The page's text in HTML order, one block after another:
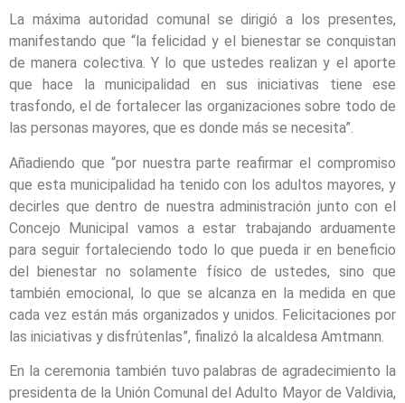
La máxima autoridad comunal se dirigió a los presentes,
manifestando que “la felicidad y el bienestar se conquistan
de manera colectiva. Y lo que ustedes realizan y el aporte
que hace la municipalidad en sus iniciativas tiene ese
trasfondo, el de fortalecer las organizaciones sobre todo de
las personas mayores, que es donde más se necesita”.
Añadiendo que “por nuestra parte reafirmar el compromiso
que esta municipalidad ha tenido con los adultos mayores, y
decirles que dentro de nuestra administración junto con el
Concejo Municipal vamos a estar trabajando arduamente
para seguir fortaleciendo todo lo que pueda ir en beneficio
del bienestar no solamente físico de ustedes, sino que
también emocional, lo que se alcanza en la medida en que
cada vez están más organizados y unidos. Felicitaciones por
las iniciativas y disfrútenlas”, finalizó la alcaldesa Amtmann.
En la ceremonia también tuvo palabras de agradecimiento la
presidenta de la Unión Comunal del Adulto Mayor de Valdivia,